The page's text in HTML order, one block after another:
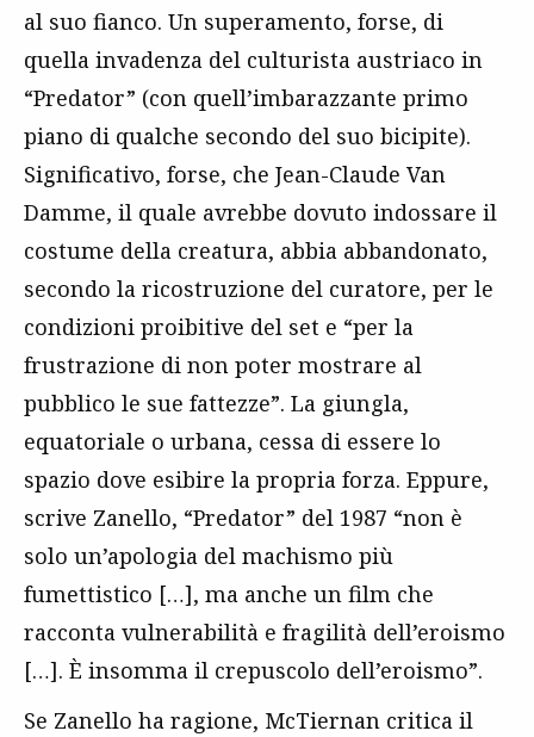
al suo fianco. Un superamento, forse, di
quella invadenza del culturista austriaco in
“Predator” (con quell’imbarazzante primo
piano di qualche secondo del suo bicipite).
Significativo, forse, che Jean-Claude Van
Damme, il quale avrebbe dovuto indossare il
costume della creatura, abbia abbandonato,
secondo la ricostruzione del curatore, per le
condizioni proibitive del set e “per la
frustrazione di non poter mostrare al
pubblico le sue fattezze”. La giungla,
equatoriale o urbana, cessa di essere lo
spazio dove esibire la propria forza. Eppure,
scrive Zanello, “Predator” del 1987 “non è
solo un’apologia del machismo più
fumettistico […], ma anche un film che
racconta vulnerabilità e fragilità dell’eroismo
[…]. È insomma il crepuscolo dell’eroismo”.
Se Zanello ha ragione, McTiernan critica il